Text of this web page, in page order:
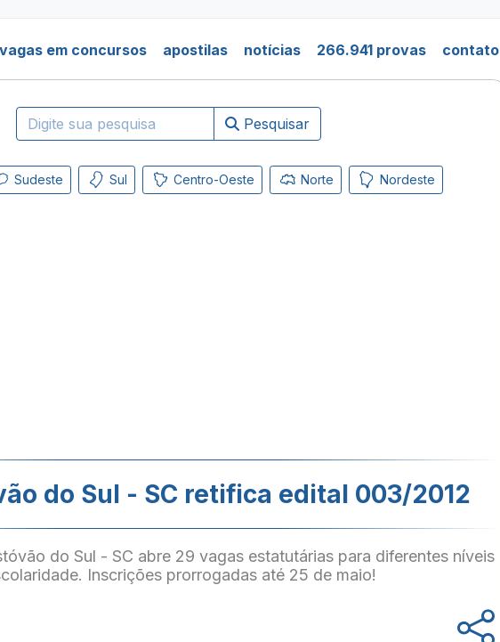
em concursos apostilas notícias 266.941 provas contato
Pesquisar
Sudeste Sul Centro-Oeste Norte Nordeste
do Sul - SC retifica edital 003/2012
do Sul - SC abre 29 vagas estatutárias para diferentes níveis
Inscrições prorrogadas até 25 de maio!